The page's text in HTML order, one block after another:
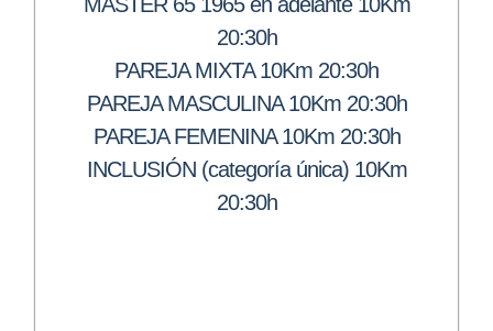
20:30h
PAREJA MIXTA 10Km 20:30h
PAREJA MASCULINA 10Km 20:30h
PAREJA FEMENINA 10Km 20:30h
INCLUSIÓN (categoría única) 10Km
20:30h